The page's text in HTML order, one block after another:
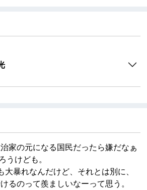
家の元になる国民だったら嫌だなぁ
うけども。
暴れなんだけど、それとは別に、
るのって羨ましいなーって思う。